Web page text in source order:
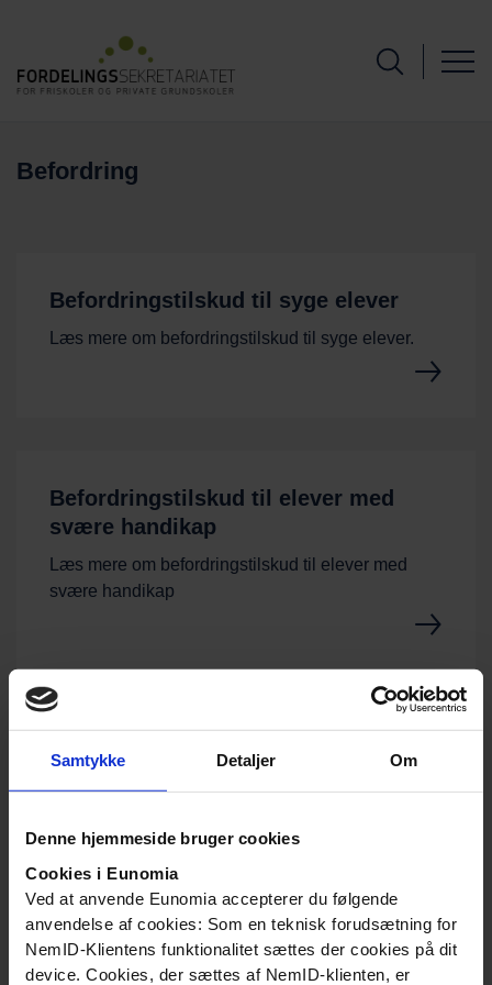
Samtykke Detaljer Om
Denne hjemmeside bruger cookies
Cookies i Eunomia
Ved at anvende Eunomia accepterer du følgende
anvendelse af cookies: Som en teknisk forudsætning for
NemID-Klientens funktionalitet sættes der cookies på dit
device. Cookies, der sættes af NemID-klienten, er
Befordring
Befordringstilskud til syge elever
Læs mere om befordringstilskud til syge elever.
Befordringstilskud til elever med
svære handikap
Læs mere om befordringstilskud til elever med
svære handikap
Befordringstilskud til generel
befordring.